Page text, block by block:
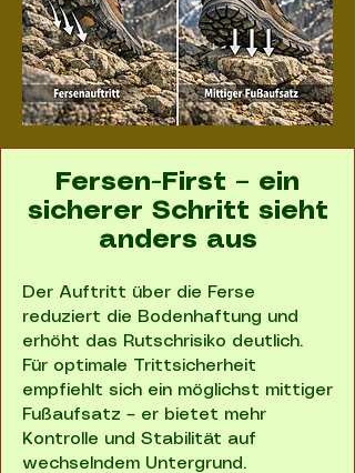
Fersen-First – ein
sicherer Schritt sieht
anders aus
Der Auftritt über die Ferse
reduziert die Bodenhaftung und
erhöht das Rutschrisiko deutlich.
Für optimale Trittsicherheit
empfiehlt sich ein möglichst mittiger
Fußaufsatz – er bietet mehr
Kontrolle und Stabilität auf
wechselndem Untergrund.